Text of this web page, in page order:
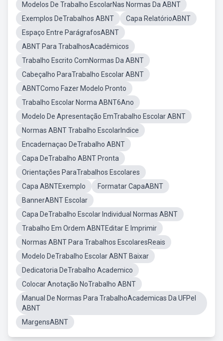
Modelos De Trabalho EscolarNas Normas Da ABNT
Exemplos DeTrabalhos ABNT
Capa RelatórioABNT
Espaço Entre ParágrafosABNT
ABNT Para TrabalhosAcadêmicos
Trabalho Escrito ComNormas Da ABNT
Cabeçalho ParaTrabalho Escolar ABNT
ABNTComo Fazer Modelo Pronto
Trabalho Escolar Norma ABNT6Ano
Modelo De Apresentação EmTrabalho Escolar ABNT
Normas ABNT Trabalho EscolarIndice
Encadernaçao DeTrabalho ABNT
Capa DeTrabalho ABNT Pronta
Orientações ParaTrabalhos Escolares
Capa ABNTExemplo
Formatar CapaABNT
BannerABNT Escolar
Capa DeTrabalho Escolar Individual Normas ABNT
Trabalho Em Ordem ABNTEditar E Imprimir
Normas ABNT Para Trabalhos EscolaresReais
Modelo DeTrabalho Escolar ABNT Baixar
Dedicatoria DeTrabalho Academico
Colocar Anotação NoTrabalho ABNT
Manual De Normas Para TrabalhoAcademicas Da UFPel
ABNT
MargensABNT